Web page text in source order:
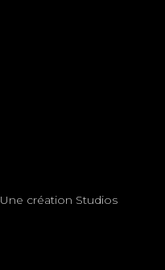
Une création Studios